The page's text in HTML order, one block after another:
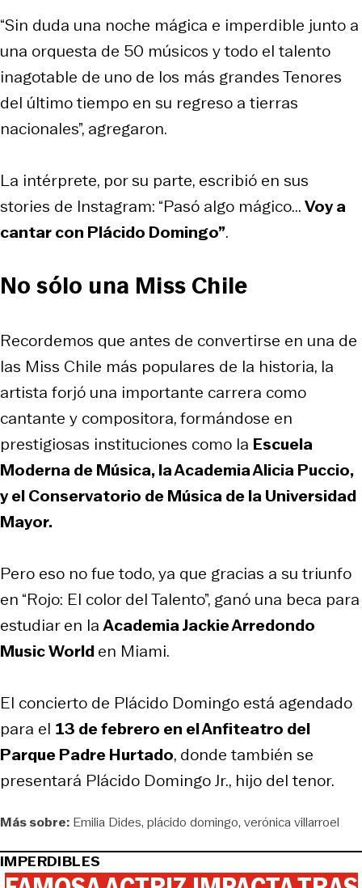
“Sin duda una noche mágica e imperdible junto a
una orquesta de 50 músicos y todo el talento
inagotable de uno de los más grandes Tenores
del último tiempo en su regreso a tierras
nacionales”, agregaron.
La intérprete, por su parte, escribió en sus
stories de Instagram: “Pasó algo mágico...Voy a
cantar con Plácido Domingo”.
No sólo una Miss Chile
Recordemos que antes de convertirse en una de
las Miss Chile más populares de la historia, la
artista forjó una importante carrera como
cantante y compositora, formándose en
prestigiosas instituciones como la Escuela
Moderna de Música, la Academia Alicia Puccio,
y el Conservatorio de Música de la Universidad
Mayor.
Pero eso no fue todo, ya que gracias a su triunfo
en “Rojo: El color del Talento”, ganó una beca para
estudiar en laAcademia Jackie Arredondo
Music Worlden Miami.
El concierto de Plácido Domingo está agendado
para el 13 de febrero en el Anfiteatro del
Parque Padre Hurtado, donde también se
presentará Plácido Domingo Jr., hijo del tenor.
Más sobre: Emilia Dides plácido domingo verónica villarroel
IMPERDIBLES